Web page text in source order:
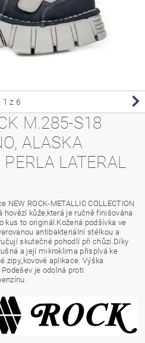
1 z 6
M.285-S18
ALASKA
LATERAL
ROCK-METALLIC COLLECTION
kůže,která je ručně finišována
kus to originál.Kožená podšívka ve
antibakteriální stélkou a
skutečné pohodlí při chůzi.Díky
a její mikroklima přispívá ke
zipy,,kovové aplikace. Výška
je odolná proti